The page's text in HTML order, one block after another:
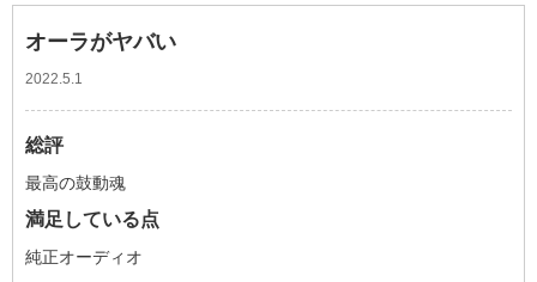
オーラがヤバい
2022.5.1
総評
最高の鼓動魂
満足している点
純正オーディオ